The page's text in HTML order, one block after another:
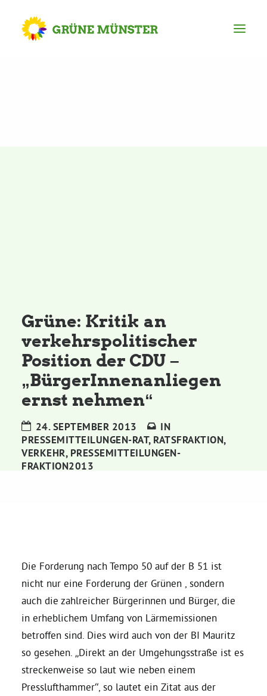
Grünes Zentrum
Personen
Sylvia Rietenberg, MdB
Dorothea Deppermann, MdL
Daniel Freund, MdEP
Delegierte
Grüne im Rathaus
Ratsfraktion
Grüne: Kritik an
verkehrspolitischer
Position der CDU –
„BürgerInnenanliegen
ernst nehmen“
24. SEPTEMBER 2013
IN
PRESSEMITTEILUNGEN-RAT, RATSFRAKTION,
VERKEHR, PRESSEMITTEILUNGEN-
FRAKTION2013
Die Forderung nach Tempo 50 auf der B 51 ist
nicht nur eine Forderung der Grünen , sondern
auch die zahlreicher Bürgerinnen und Bürger, die
in erheblichem Umfang von Lärmemissionen
betroffen sind. Dies wird auch von der BI Mauritz
so gesehen. „Direkt an der Umgehungsstraße ist es
streckenweise so laut wie neben einem
Presslufthammer“, so lautet ein Zitat aus der